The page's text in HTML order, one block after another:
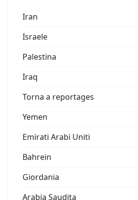
Iran
Israele
Palestina
Iraq
Torna a reportages
Yemen
Emirati Arabi Uniti
Bahrein
Giordania
Arabia Saudita